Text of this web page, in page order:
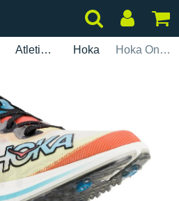
Atletismo Hoka Hoka One One Cielo X 3 LD